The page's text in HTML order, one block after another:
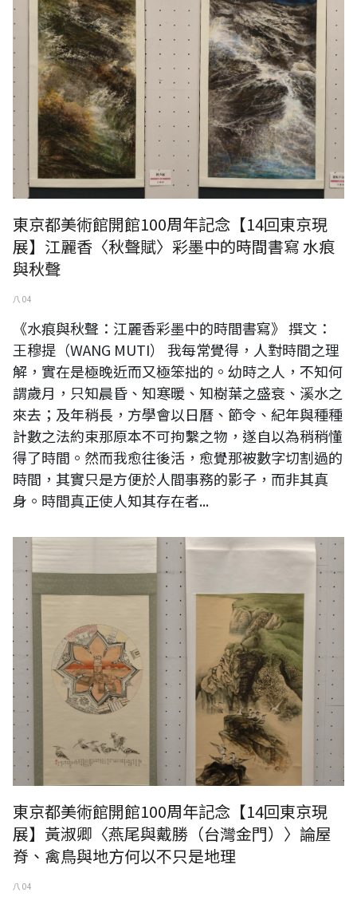
東京都美術館開館100周年記念【14回東京現
展】江麗香〈秋聲賦〉彩墨中的時間書寫 水痕
與秋聲
八 04
《水痕與秋聲：江麗香彩墨中的時間書寫》 撰文：
王穆提（WANG MUTI） 我每常覺得，人對時間之理
解，實在是極晚近而又極笨拙的。幼時之人，不知何
謂歲月，只知晨昏、知寒暖、知樹葉之盛衰、溪水之
來去；及年稍長，方學會以日曆、節令、紀年與種種
計數之法約束那原本不可拘繫之物，遂自以為稍稍懂
得了時間。然而我愈往後活，愈覺那被數字切割過的
時間，其實只是方便於人間事務的影子，而非其真
身。時間真正使人知其存在者...
東京都美術館開館100周年記念【14回東京現
展】黃淑卿〈燕尾與戴勝（台灣金門）〉論屋
脊、禽鳥與地方何以不只是地理
八 04